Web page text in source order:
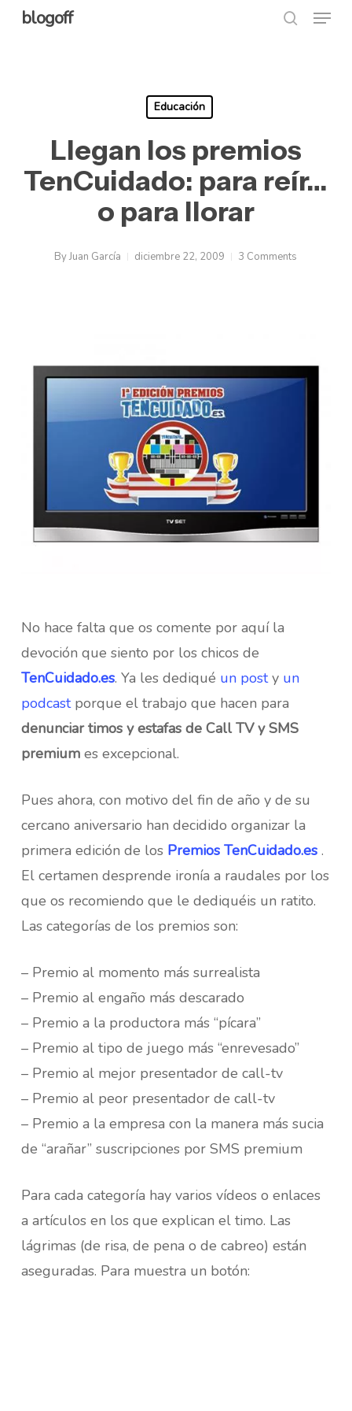
Skipblogoff Menu
Educación
Llegan los premios
TenCuidado: para reír…
o para llorar
ByJuan García diciembre 22, 2009 3 Comments
No hace falta que os comente por aquí la
devoción que siento por los chicos de
TenCuidado.es. Ya les dediqué un posty un
podcastporque el trabajo que hacen para
denunciar timos y estafas de Call TV y SMS
premiumes excepcional.
Pues ahora, con motivo del fin de año y de su
cercano aniversario han decidido organizar la
primera edición de los Premios TenCuidado.es.
El certamen desprende ironía a raudales por los
que os recomiendo que le dediquéis un ratito.
Las categorías de los premios son:
– Premio al momento más surrealista
– Premio al engaño más descarado
– Premio a la productora más “pícara”
– Premio al tipo de juego más “enrevesado”
– Premio al mejor presentador de call-tv
– Premio al peor presentador de call-tv
– Premio a la empresa con la manera más sucia
de “arañar” suscripciones por SMS premium
Para cada categoría hay varios vídeos o enlaces
a artículos en los que explican el timo. Las
lágrimas (de risa, de pena o de cabreo) están
aseguradas. Para muestra un botón: